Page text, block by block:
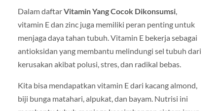
Dalam daftarVitamin Yang Cocok Dikonsumsi,
vitamin E dan zinc juga memiliki peran penting untuk
menjaga daya tahan tubuh. Vitamin E bekerja sebagai
antioksidan yang membantu melindungi sel tubuh dari
kerusakan akibat polusi, stres, dan radikal bebas.
Kita bisa mendapatkan vitamin E dari kacang almond,
biji bunga matahari, alpukat, dan bayam. Nutrisi ini